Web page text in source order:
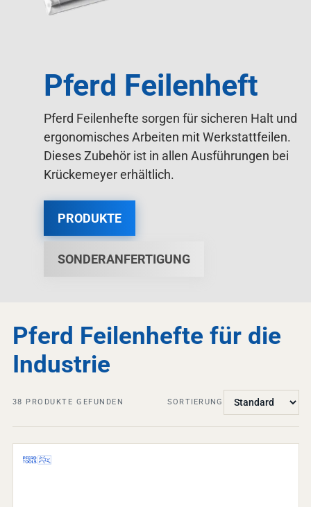
Pferd Feilenheft
Pferd Feilenhefte sorgen für sicheren Halt und
ergonomisches Arbeiten mit Werkstattfeilen.
Dieses Zubehör ist in allen Ausführungen bei
Krückemeyer erhältlich.
PRODUKTE
SONDERANFERTIGUNG
Pferd Feilenhefte für die
Industrie
38 PRODUKTE GEFUNDEN SORTIERUNG